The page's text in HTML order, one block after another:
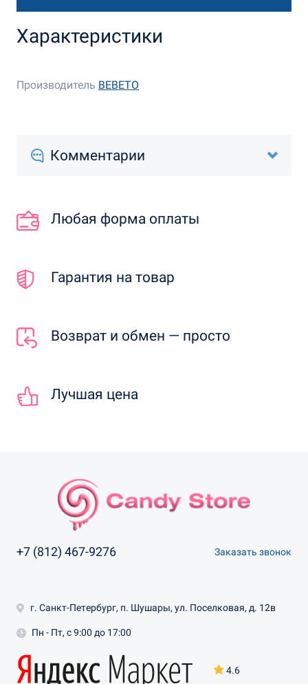
Характеристики
Производитель BEBETO
Комментарии
Любая форма оплаты
Гарантия на товар
Возврат и обмен — просто
Лучшая цена
+7 (812) 467-9276 Заказать звонок
4.6
г. Санкт-Петербург, п. Шушары, ул. Поселковая, д. 12в
Пн - Пт, с 9:00 до 17:00